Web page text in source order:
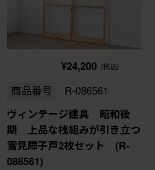
¥24,200 (税込)
商品番号 R-086561
ヴィンテージ建具 昭和後
期 上品な桟組みが引き立つ
雪見障子戸2枚セット (R-
086561)